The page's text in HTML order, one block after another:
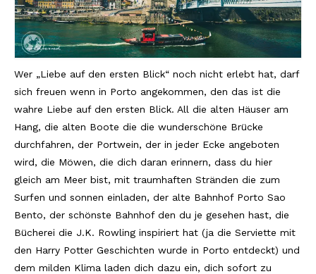
Wer „Liebe auf den ersten Blick“ noch nicht erlebt hat, darf
sich freuen wenn in Porto angekommen, den das ist die
wahre Liebe auf den ersten Blick. All die alten Häuser am
Hang, die alten Boote die die wunderschöne Brücke
durchfahren, der Portwein, der in jeder Ecke angeboten
wird, die Möwen, die dich daran erinnern, dass du hier
gleich am Meer bist, mit traumhaften Stränden die zum
Surfen und sonnen einladen, der alte Bahnhof Porto Sao
Bento, der schönste Bahnhof den du je gesehen hast, die
Bücherei die J.K. Rowling inspiriert hat (ja die Serviette mit
den Harry Potter Geschichten wurde in Porto entdeckt) und
dem milden Klima laden dich dazu ein, dich sofort zu